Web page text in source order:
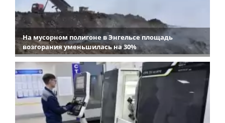
На мусорном полигоне в Энгельсе площадь
возгорания уменьшилась на 30%